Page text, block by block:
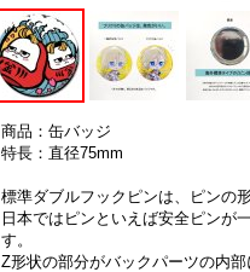
商品：缶バッジ
特長：直径75mm
標準ダブルフックピンは、ピンの
日本ではピンといえば安全ピンが
す。
Z形状の部分がバックパーツの内